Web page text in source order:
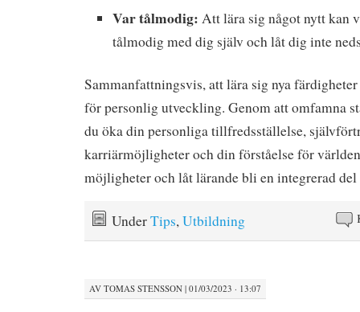
Var tålmodig: Att lära sig något nytt kan
tålmodig med dig själv och låt dig inte
Sammanfattningsvis, att lära sig nya
för personlig utveckling. Genom att omfamna
du öka din personliga tillfredsställelse,
karriärmöjligheter och din förståelse för
möjligheter och låt lärande bli en integrerad
UnderTips,Utbildning
AV TOMAS STENSSON | 01/03/2023 · 13:07